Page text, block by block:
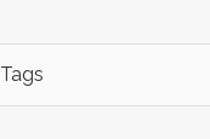
Tags